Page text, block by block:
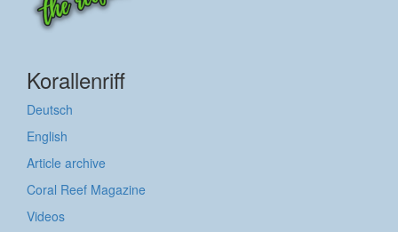
Korallenriff
Deutsch
English
Article archive
Coral Reef Magazine
Videos